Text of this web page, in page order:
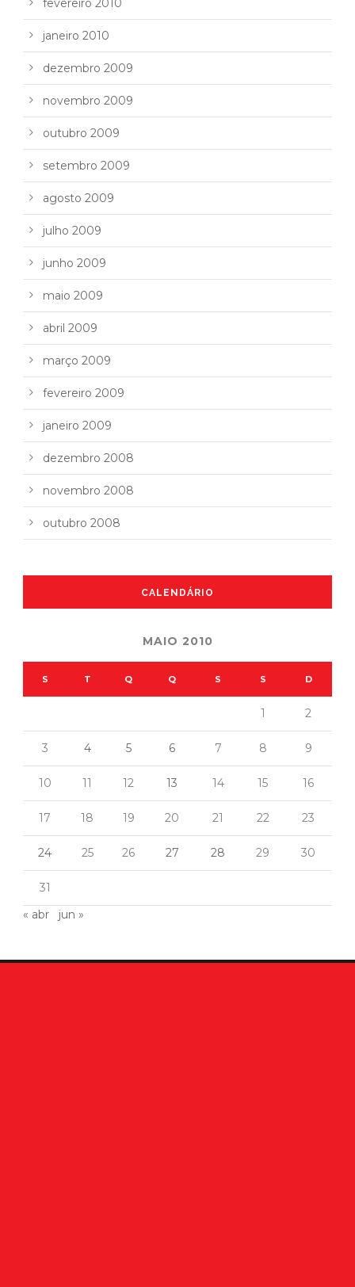
fevereiro 2010
janeiro 2010
dezembro 2009
novembro 2009
outubro 2009
setembro 2009
agosto 2009
julho 2009
junho 2009
maio 2009
abril 2009
março 2009
fevereiro 2009
janeiro 2009
dezembro 2008
novembro 2008
outubro 2008
CALENDÁRIO
MAIO 2010
S T Q Q S S D
1 2
3 4 5 6 7 8 9
10 11 12 13 14 15 16
17 18 19 20 21 22 23
24 25 26 27 28 29 30
31
« abr
jun »